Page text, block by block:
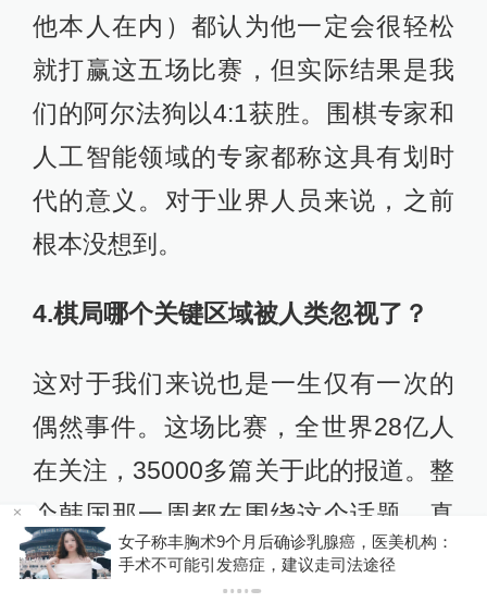
他本人在内）都认为他一定会很轻松
就打赢这五场比赛，但实际结果是我
们的阿尔法狗以4:1获胜。围棋专家和
人工智能领域的专家都称这具有划时
代的意义。对于业界人员来说，之前
根本没想到。
4.棋局哪个关键区域被人类忽视了 ？
这对于我们来说也是一生仅有一次的
偶然事件。这场比赛，全世界28亿人
在关注，35000多篇关于此的报道。整
个韩国那一周都在围绕这个话题。真
是一件非常美妙的事情。对于我们而
言，重要的不是阿尔法狗赢了这个比
女子称丰胸术9个月后确诊乳腺癌，医美机构：
手术不可能引发癌症，建议走司法途径